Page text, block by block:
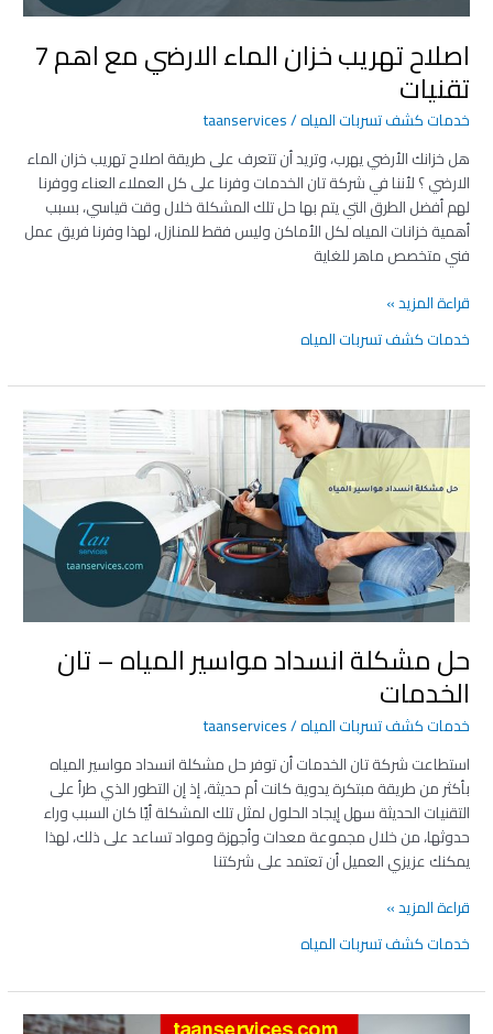
اصلاح تهريب خزان الماء الارضي مع اهم 7
تقنيات
خدمات كشف تسربات المياه/
taanservices
هل خزانك الأرضي يهرب، وتريد أن تتعرف على طريقة اصلاح تهريب خزان الماء
الارضي ؟ لأننا في شركة تان الخدمات وفرنا على كل العملاء العناء ووفرنا
لهم أفضل الطرق التي يتم بها حل تلك المشكلة خلال وقت قياسي، بسبب
أهمية خزانات المياه لكل الأماكن وليس فقط للمنازل، لهذا وفرنا فريق عمل
فني متخصص ماهر للغاية
قراءة المزيد »
خدمات كشف تسربات المياه
حل مشكلة انسداد مواسير المياه – تان
الخدمات
خدمات كشف تسربات المياه/
taanservices
استطاعت شركة تان الخدمات أن توفر حل مشكلة انسداد مواسير المياه
بأكثر من طريقة مبتكرة يدوية كانت أم حديثة، إذ إن التطور الذي طرأ على
التقنيات الحديثة سهل إيجاد الحلول لمثل تلك المشكلة أيًا كان السبب وراء
حدوثها، من خلال مجموعة معدات وأجهزة ومواد تساعد على ذلك، لهذا
يمكنك عزيزي العميل أن تعتمد على شركتنا
مشكلة
انسداد
مواسير
المياه
–
تان
الخدمات
قراءة المزيد »
خدمات كشف تسربات المياه